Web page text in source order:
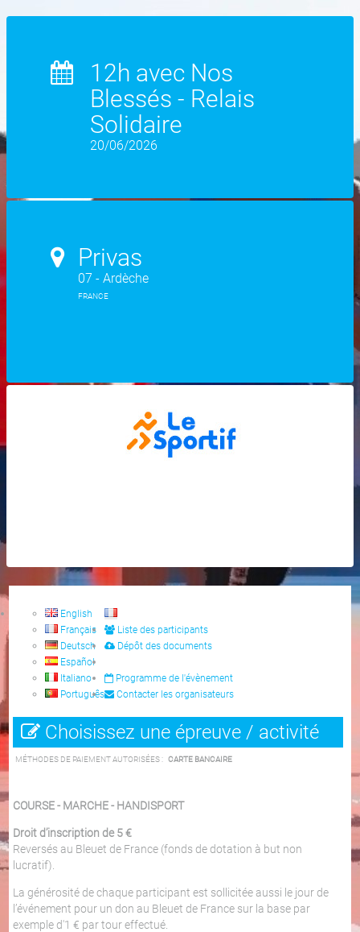
12h avec Nos
Blessés - Relais
Solidaire
20/06/2026
Privas
07 - Ardèche
FRANCE
English
Français
Deutsch
Español
Italiano
Português
Liste des participants
Dépôt des documents
Programme de l'évènement
Contacter les organisateurs
Choisissez une épreuve / activité
MÉTHODES DE PAIEMENT AUTORISÉES : CARTE BANCAIRE
COURSE - MARCHE - HANDISPORT
Droit d’inscription de 5 €
Reversés au Bleuet de France (fonds de dotation à but non
lucratif).
La générosité de chaque participant est sollicitée aussi le jour de
l’événement pour un don au Bleuet de France sur la base par
exemple d'1 € par tour effectué.